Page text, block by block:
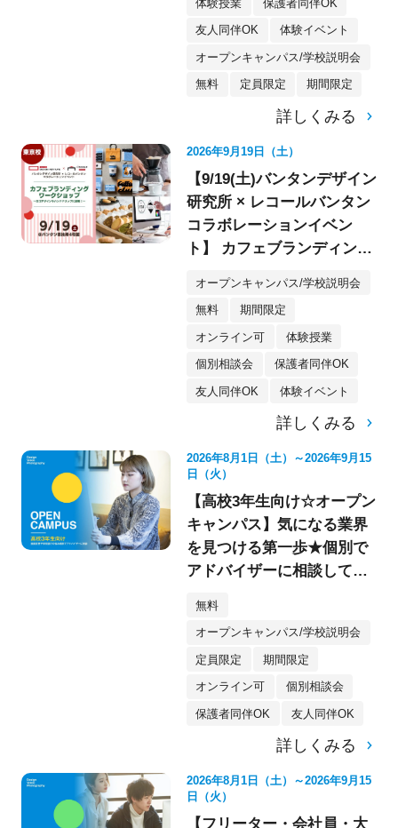
体験授業 保護者同伴OK
友人同伴OK 体験イベント
オープンキャンパス/学校説明会
無料 定員限定 期間限定
詳しくみる
2026年9月19日（土）
【9/19(土)バンタンデザイン
研究所 × レコールバンタン
コラボレーションイベン
ト】 カフェブランディング
ン・イラスト〉
オープンキャンパス/学校説明会
無料 期間限定
オンライン可 体験授業
個別相談会 保護者同伴OK
友人同伴OK 体験イベント
詳しくみる
2026年8月1日（土）～2026年9月15
日（火）
【高校3年生向け☆オープン
キャンパス】気になる業界
を見つける第一歩★個別で
アドバイザーに相談してみ
無料
オープンキャンパス/学校説明会
定員限定 期間限定
オンライン可 個別相談会
保護者同伴OK 友人同伴OK
詳しくみる
2026年8月1日（土）～2026年9月15
日（火）
【フリーター・会社員・大